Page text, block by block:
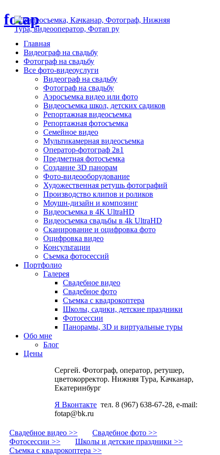
fotap
Главная
Видеограф на свадьбу
Фотограф на свадьбу
Все фото-видеоуслуги
Видеограф на свадьбу
Фотограф на свадьбу
Аэросъемка видео или фото
Видеосъемка школ, детских садиков
Репортажная видеосъемка
Репортажная фотосъемка
Семейное видео
Мультикамерная видеосъемка
Оператор-фотограф 2в1
Предметная фотосъемка
Создание 3D панорам
Фото-видеооборудование
Художественная ретушь фотографий
Производство клипов и роликов
Моушн-дизайн и композинг
Видеосъемка в 4K UltraHD
Видеосъемка свадьбы в 4k UltraHD
Сканирование и оцифровка фото
Оцифровка видео
Консультации
Съемка фотосессий
Портфолио
Галерея
Свадебное видео
Свадебное фото
Съемка с квадрокоптера
Школы, садики, детские праздники
Фотосессии
Панорамы, 3D и виртуальные туры
Обо мне
Блог
Цены
Сергей. Фотограф, оператор, ретушер,
цветокорректор. Нижняя Тура, Качканар,
Екатеринбург
Я Вконтакте тел. 8 (967) 638-67-28, e-mail:
fotap@bk.ru
Свадебное видео >>
Свадебное фото >>
Фотосессии >>
Школы и детские праздники >>
Съемка с квадрокоптера >>